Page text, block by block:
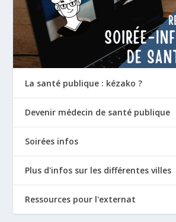
La santé publique : kézako ?
Devenir médecin de santé publique
Soirées infos
Plus d'infos sur les différentes villes
Ressources pour l'externat